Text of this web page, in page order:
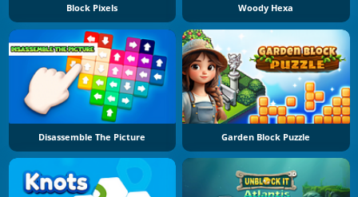
Block Pixels Woody Hexa
Disassemble The Picture Garden Block Puzzle